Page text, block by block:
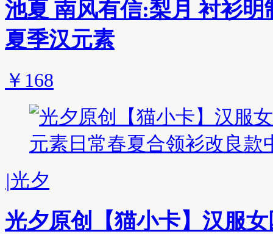
池夏 南风有信:梨月 衬衫
夏季汉元素
￥168
|光夕
光夕原创【猫小卡】汉服